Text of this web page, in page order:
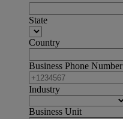
State
Country
Business Phone Number
Industry
Business Unit